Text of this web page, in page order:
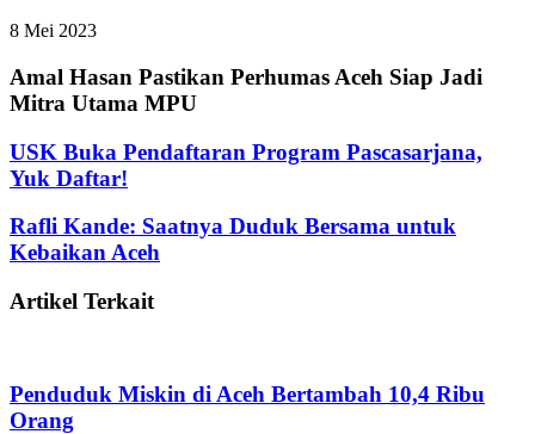
8 Mei 2023
Amal Hasan Pastikan Perhumas Aceh Siap Jadi
Mitra Utama MPU
USK Buka Pendaftaran Program Pascasarjana,
Yuk Daftar!
Rafli Kande: Saatnya Duduk Bersama untuk
Kebaikan Aceh
Artikel Terkait
Penduduk Miskin di Aceh Bertambah 10,4 Ribu
Orang